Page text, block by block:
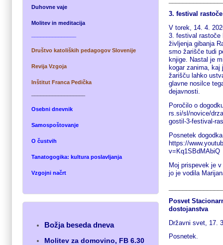
Duhovne vaje
Molitev in meditacija
Društvo katoliških pedagogov Slovenije
Revija Vzgoja
Inštitut Franca Pedička
Osebni dnevnik
Samospoštovanje
O čustvih
Tanatogogika: kultura poslavljanja
Vzgojni načrt
Božja beseda dneva
Molitev za domovino, FB 6.30
3. festival
V torek, 14. 4.
3. festival rastoče
življenja gibanja
smo žarišče tudi
knjige. Nastal je
kogar zanima,
žarišču lahko
glavne nosilce
dejavnosti.
Poročilo o
rs.si/sl/novice/
gostil-3-festival-
Posnetek
https://
v=Kq1SBdMAbiQ
Moj prispevek je
jo je vodila
Posvet
dostojanstva
Državni svet, 17.
Posnetek.